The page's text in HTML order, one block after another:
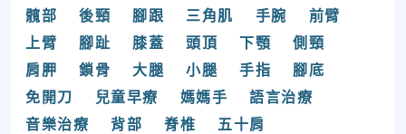
髖部
後頸 腳跟 三角肌 手腕
前臂
上臂
腳趾 膝蓋 頭頂 下顎
側頸
肩胛
鎖骨 大腿 小腿 手指
腳底
免開刀
兒童早療 媽媽手
語言治療
音樂治療
背部 脊椎 五十肩